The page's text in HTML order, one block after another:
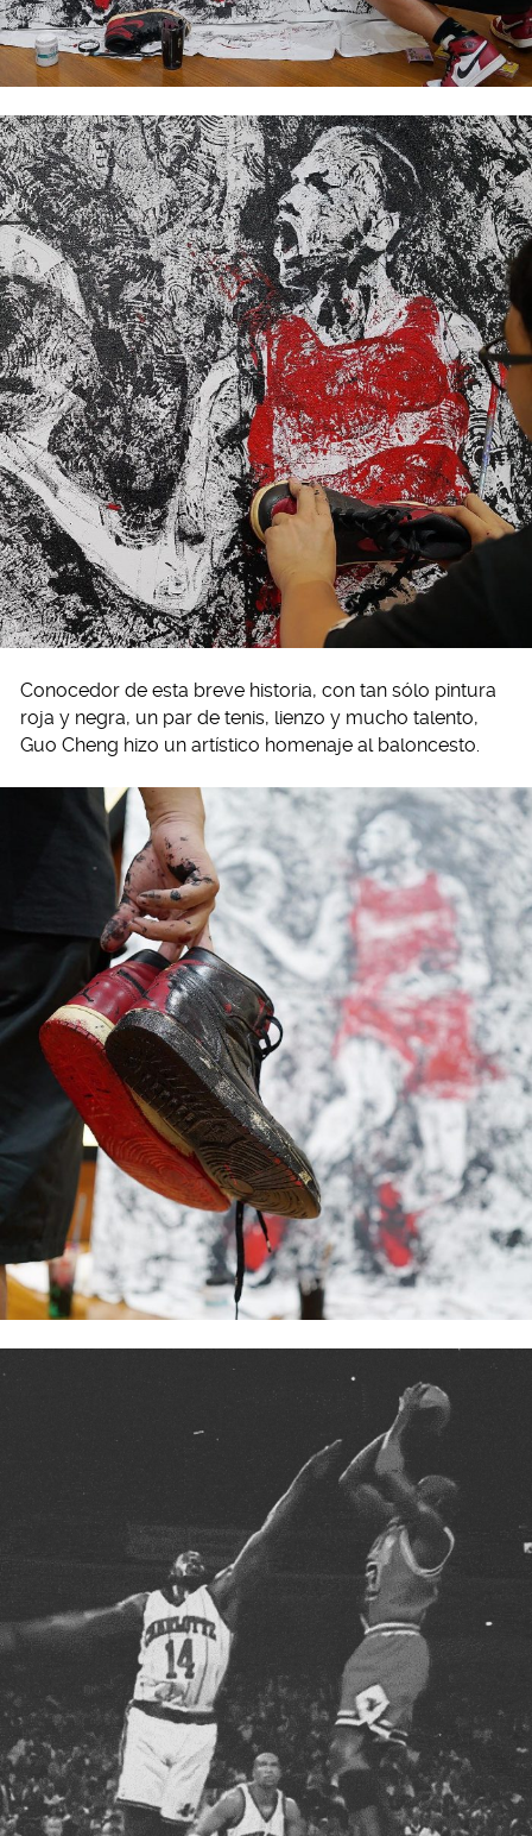
Conocedor de esta breve historia, con tan sólo pintura
roja y negra, un par de tenis, lienzo y mucho talento,
Guo Cheng hizo un artístico homenaje al baloncesto.